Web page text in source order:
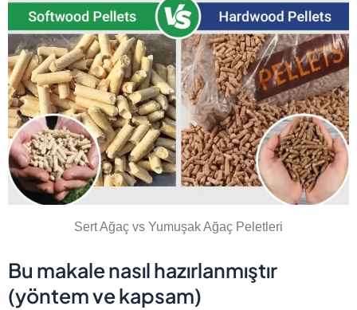
Sert Ağaç vs Yumuşak Ağaç Peletleri
Bu makale nasıl hazırlanmıştır
(yöntem ve kapsam)